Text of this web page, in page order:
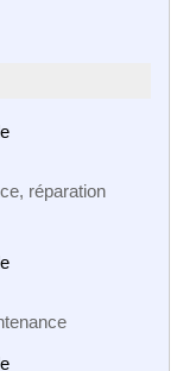
réparation